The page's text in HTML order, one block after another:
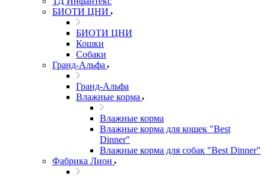
БИОТИ ЦНИ
БИОТИ ЦНИ
Кошки
Собаки
Гранд-Альфа
Гранд-Альфа
Влажные корма
Влажные корма
Влажные корма для кошек "Best
Dinner"
Влажные корма для собак "Best Dinner"
Фабрика Лион